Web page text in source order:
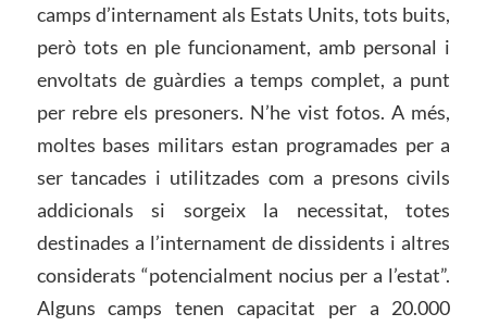
camps d’internament als Estats Units, tots buits,
però tots en ple funcionament, amb personal i
envoltats de guàrdies a temps complet, a punt
per rebre els presoners. N’he vist fotos. A més,
moltes bases militars estan programades per a
ser tancades i utilitzades com a presons civils
addicionals si sorgeix la necessitat, totes
destinades a l’internament de dissidents i altres
considerats “potencialment nocius per a l’estat”.
Alguns camps tenen capacitat per a 20.000